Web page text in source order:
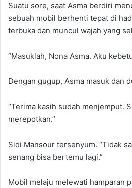
Suatu sore, saat Asma berdiri
sebuah mobil berhenti tepat di
terbuka dan muncul wajah yang
“Masuklah, Nona Asma. Aku
Dengan gugup, Asma masuk dan
“Terima kasih sudah menjemput.
merepotkan.”
Sidi Mansour tersenyum. “Tidak
senang bisa bertemu lagi.”
Mobil melaju melewati hamparan